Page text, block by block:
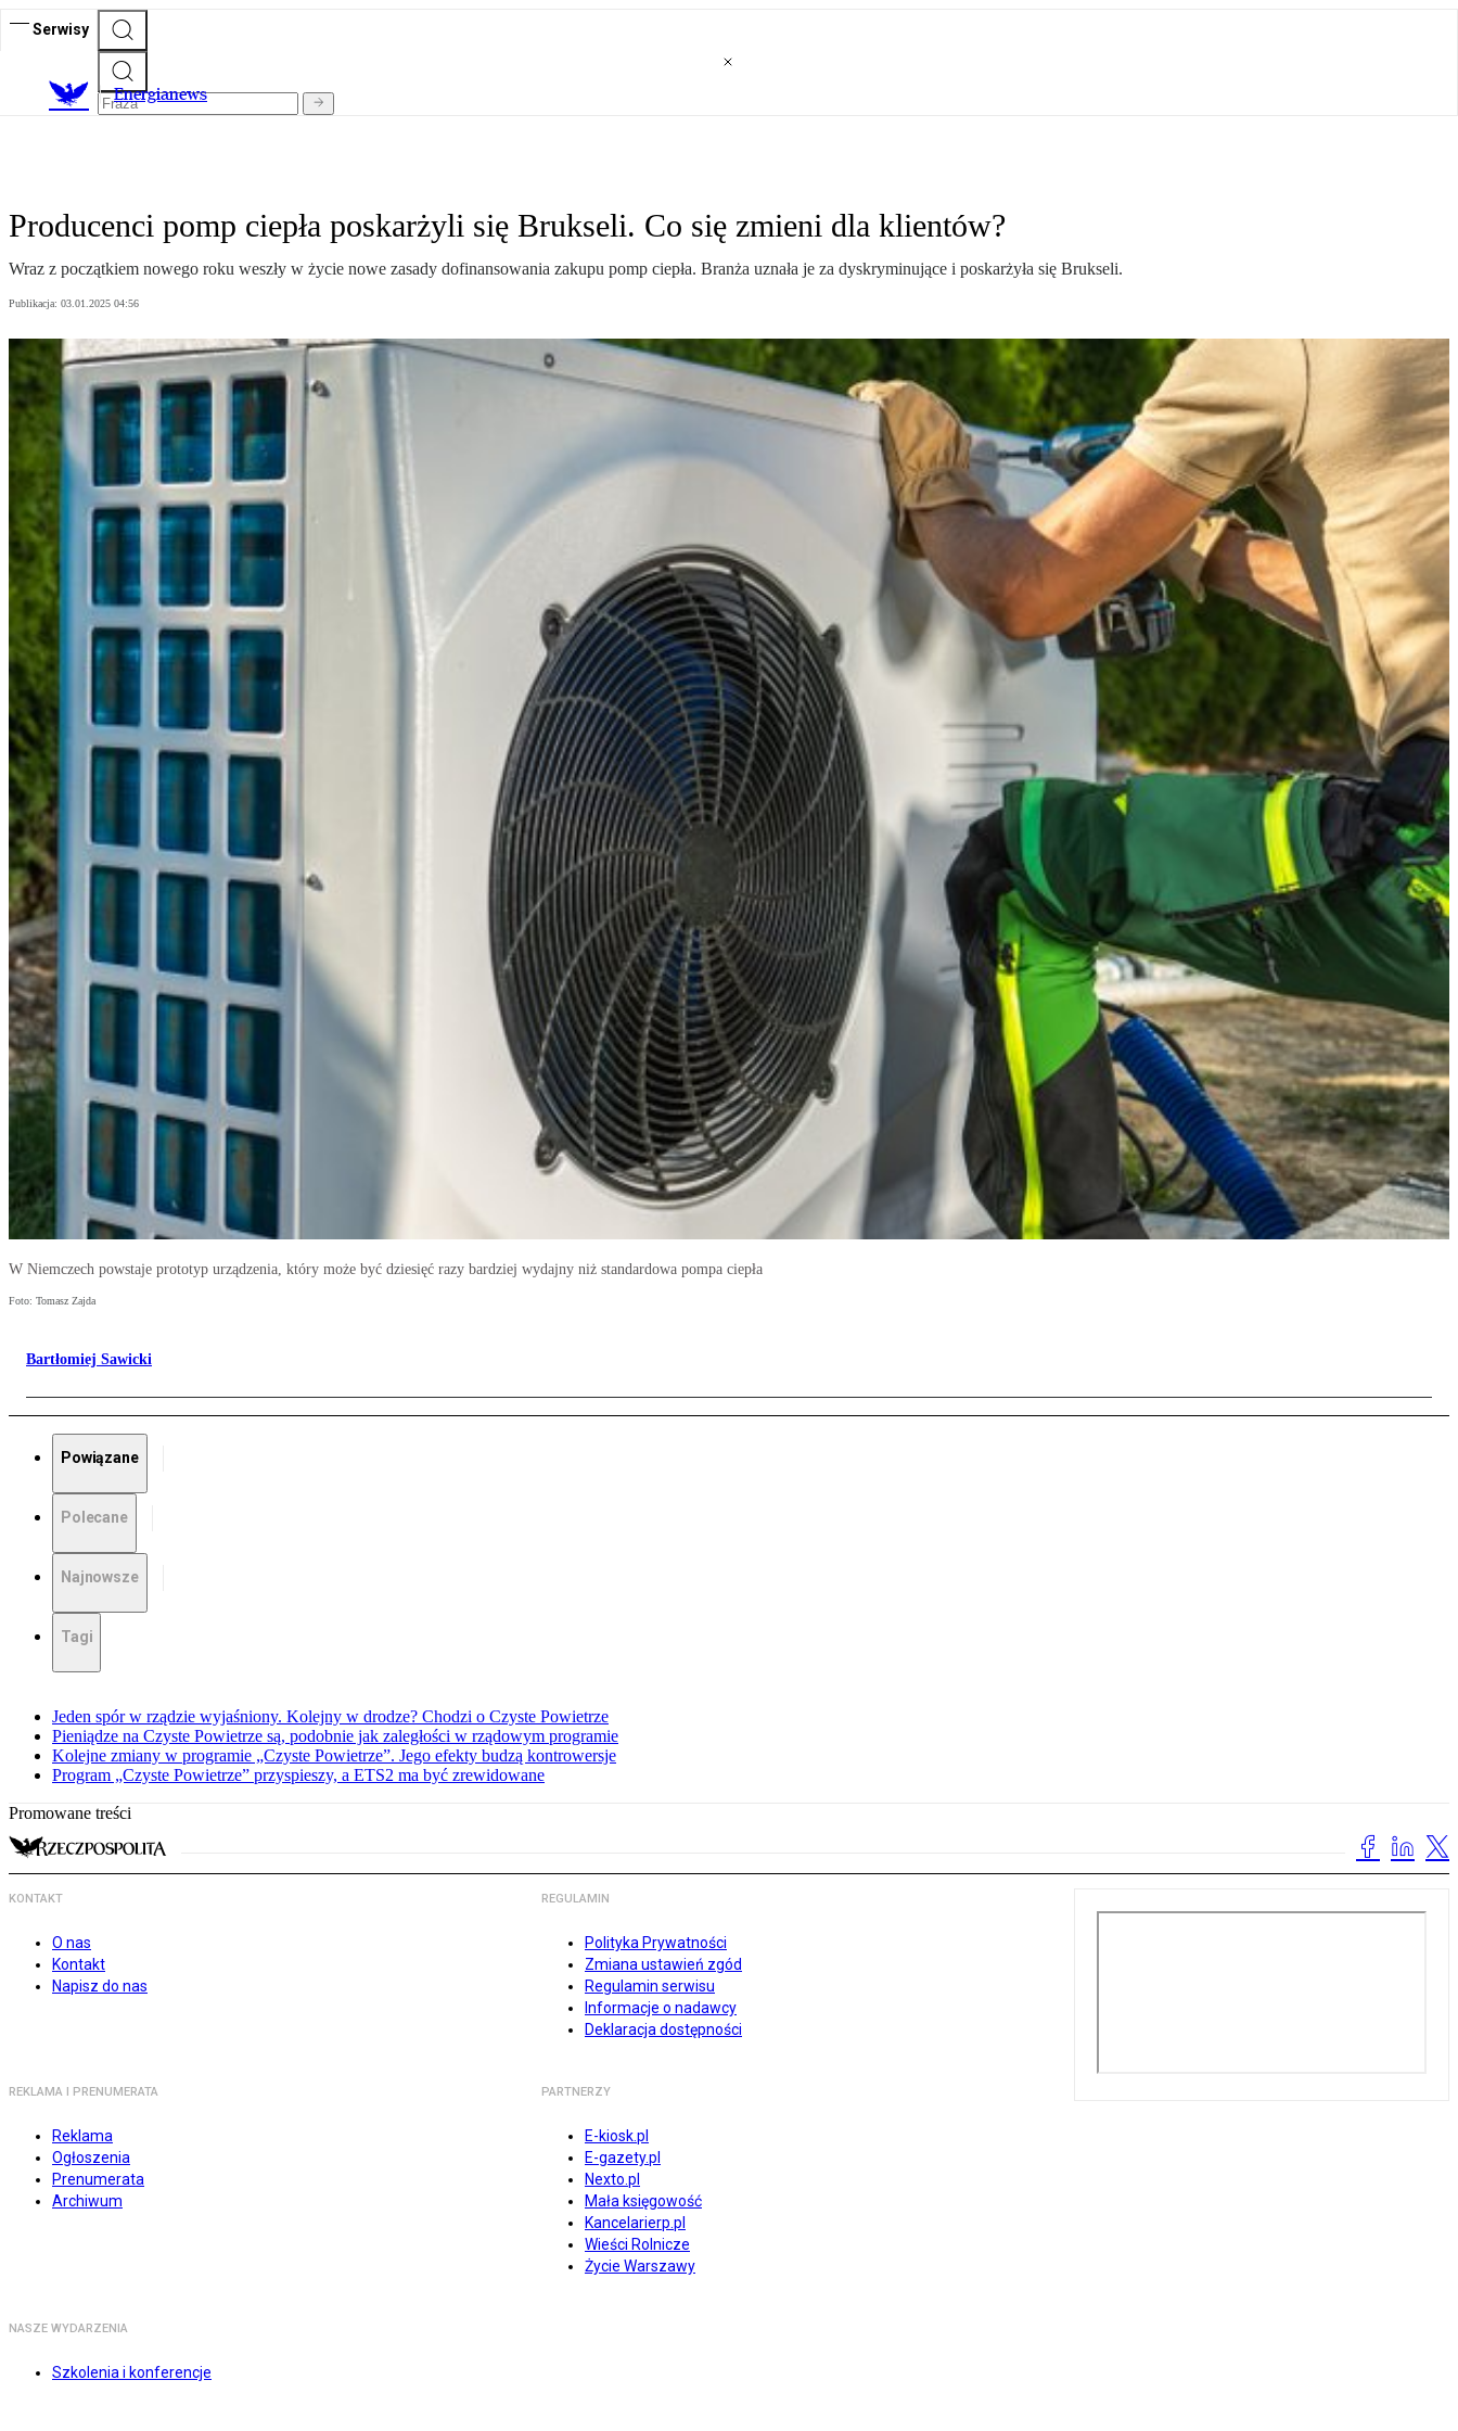
Serwisy
Energianews
Producenci pomp ciepła poskarżyli się Brukseli. Co się zmieni dla klientów?
Wraz z początkiem nowego roku weszły w życie nowe zasady dofinansowania zakupu pomp ciepła. Branża uznała je za dyskryminujące i poskarżyła się Brukseli.
Publikacja: 03.01.2025 04:56
W Niemczech powstaje prototyp urządzenia, który może być dziesięć razy bardziej wydajny niż standardowa pompa ciepła
Foto: Tomasz Zajda
Bartłomiej Sawicki
Powiązane
Polecane
Najnowsze
Tagi
Jeden spór w rządzie wyjaśniony. Kolejny w drodze? Chodzi o Czyste Powietrze
Pieniądze na Czyste Powietrze są, podobnie jak zaległości w rządowym programie
Kolejne zmiany w programie „Czyste Powietrze”. Jego efekty budzą kontrowersje
Program „Czyste Powietrze” przyspieszy, a ETS2 ma być zrewidowane
Promowane treści
KONTAKT
O nas
Kontakt
Napisz do nas
REGULAMIN
Polityka Prywatności
Zmiana ustawień zgód
Regulamin serwisu
Informacje o nadawcy
Deklaracja dostępności
REKLAMA I PRENUMERATA
Reklama
Ogłoszenia
Prenumerata
Archiwum
PARTNERZY
E-kiosk.pl
E-gazety.pl
Nexto.pl
Mała księgowość
Kancelarierp.pl
Wieści Rolnicze
Życie Warszawy
NASZE WYDARZENIA
Szkolenia i konferencje